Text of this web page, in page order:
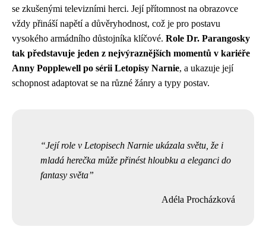
se zkušenými televizními herci. Její přítomnost na obrazovce
vždy přináší napětí a důvěryhodnost, což je pro postavu
vysokého armádního důstojníka klíčové. Role Dr. Parangosky
tak představuje jeden z nejvýraznějších momentů v kariéře
Anny Popplewell po sérii Letopisy Narnie, a ukazuje její
schopnost adaptovat se na různé žánry a typy postav.
Její role v Letopisech Narnie ukázala světu, že i
mladá herečka může přinést hloubku a eleganci do
fantasy světa
Adéla Procházková